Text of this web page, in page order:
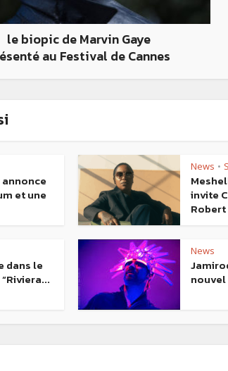
le biopic de Marvin Gaye
au Festival de Cannes
annonce
et une
News •
invite
dans le
News